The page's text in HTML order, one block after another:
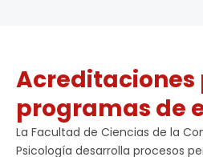
Acreditaciones
programas de
La Facultad de Ciencias de la
Psicología desarrolla procesos